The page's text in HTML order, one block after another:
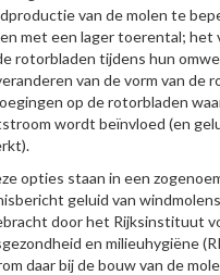
van de molen te
met een lager toerental; het
rotorbladen tijdens hun
van de vorm van de
op de rotorbladen
wordt beïnvloed (en
opties staan in een
geluid van
door het Rijksinstituut
en milieuhygiëne
daar bij de bouw van de